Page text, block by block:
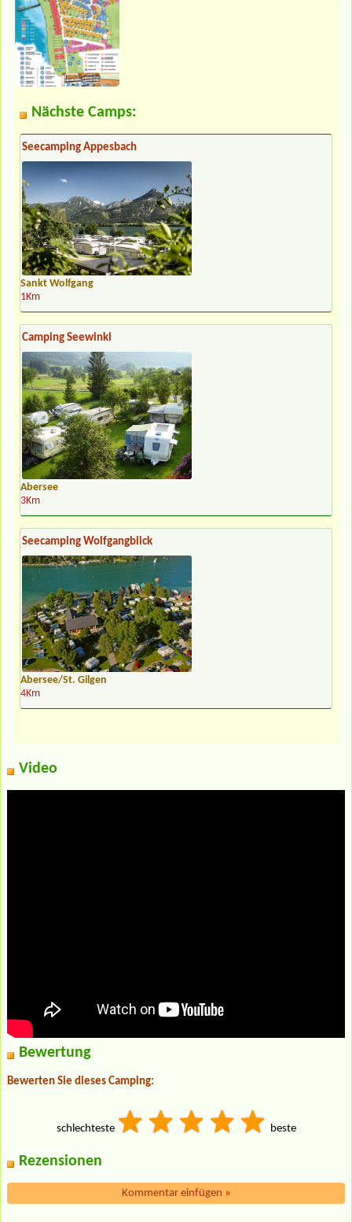
Nächste Camps:
Seecamping Appesbach
Sankt Wolfgang
1Km
Camping Seewinkl
Abersee
3Km
Seecamping Wolfgangblick
Abersee/St. Gilgen
4Km
Video
Bewertung
Bewerten Sie dieses Camping:
schlechteste beste
Rezensionen
Kommentar einfügen »